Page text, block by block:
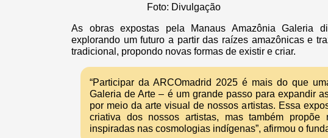
Foto: Divulgação
As obras expostas pela Manaus Amazônia Galeria
explorando um futuro a partir das raízes amazônicas e
tradicional, propondo novas formas de existir e criar.
“Participar da ARCOmadrid 2025 é mais do que
Galeria de Arte – é um grande passo para expandir
por meio da arte visual de nossos artistas. Essa
criativa dos nossos artistas, mas também
inspiradas nas cosmologias indígenas”, afirmou o